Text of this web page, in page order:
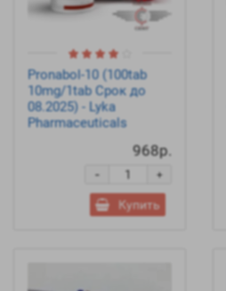
Pronabol-10 (100tab
10mg/1tab Срок до
08.2025) - Lyka
Pharmaceuticals
968р.
+
-
Купить